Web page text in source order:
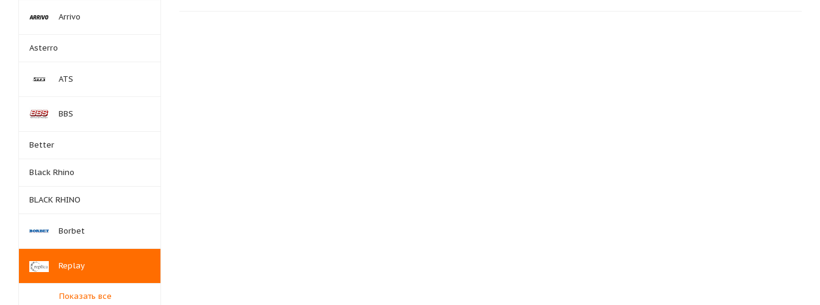
Arrivo
Asterro
ATS
BBS
Better
Black Rhino
BLACK RHINO
Borbet
Replay
Показать все